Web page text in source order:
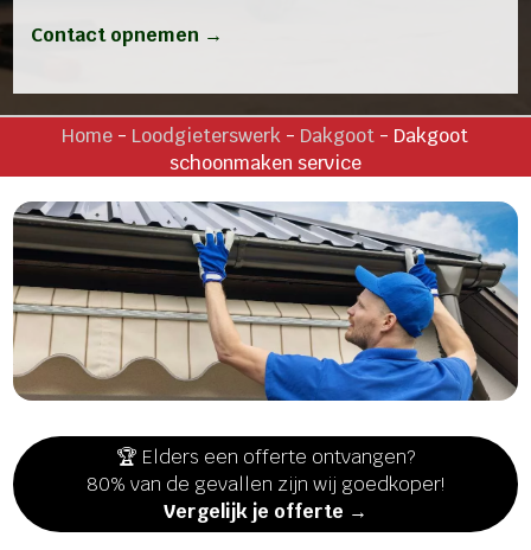
Contact opnemen →
Home - Loodgieterswerk - Dakgoot - Dakgoot
schoonmaken service
🏆 Elders een offerte ontvangen?
80% van de gevallen zijn wij goedkoper!
Vergelijk je offerte →